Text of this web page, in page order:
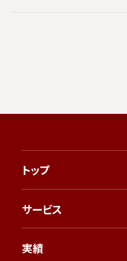
トップ
サービス
実績